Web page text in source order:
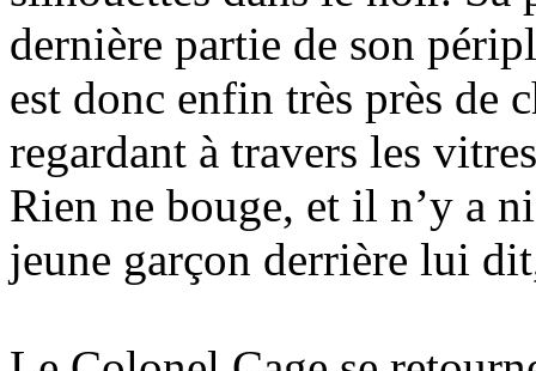
dernière partie de son
est donc enfin très près de
regardant à travers les
Rien ne bouge, et il n’y a
jeune garçon derrière lui